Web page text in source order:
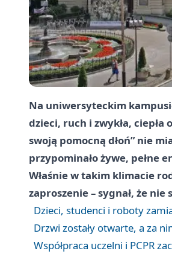
Na uniwersyteckim
dzieci, ruch i zwykła,
swoją pomocną dłoń” nie
przypominało żywe, pełne
Właśnie w takim klimacie
zaproszenie – sygnał, że nie
Dzieci, studenci i roboty
Drzwi zostały otwarte, a za
Współpraca uczelni i PCPR